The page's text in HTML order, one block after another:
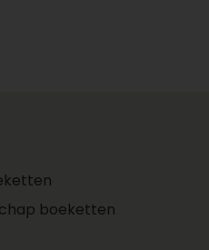
boeketten